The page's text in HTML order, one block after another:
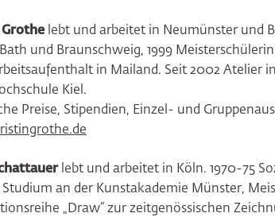
lebt und arbeitet in Neumünster und
Bath und Braunschweig, 1999
in Mailand. Seit 2002 Atelier
Kiel.
Preise, Stipendien, Einzel- und
lebt und arbeitet in Köln. 1970-75
Studium an der Kunstakademie Münster,
„Draw“ zur zeitgenössischen